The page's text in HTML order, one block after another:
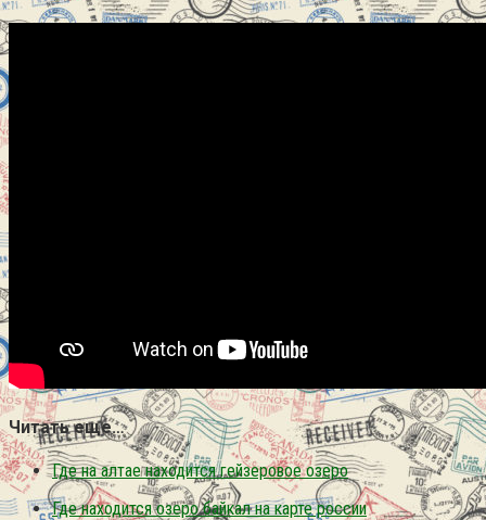
Читать еще…
Где на алтае находится гейзеровое озеро
Где находится озеро байкал на карте россии